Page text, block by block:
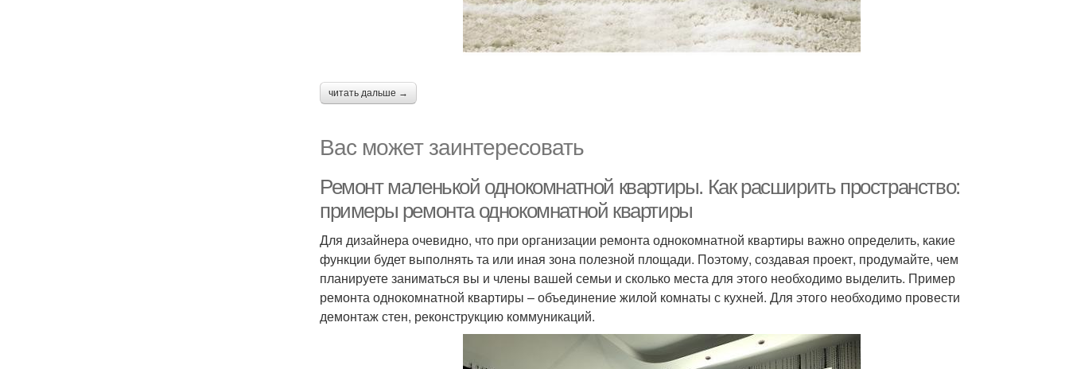
читать дальше →
Вас может заинтересовать
Ремонт маленькой однокомнатной квартиры. Как расширить пространство:
примеры ремонта однокомнатной квартиры
Для дизайнера очевидно, что при организации ремонта однокомнатной квартиры важно определить, какие
функции будет выполнять та или иная зона полезной площади. Поэтому, создавая проект, продумайте, чем
планируете заниматься вы и члены вашей семьи и сколько места для этого необходимо выделить. Пример
ремонта однокомнатной квартиры – объединение жилой комнаты с кухней. Для этого необходимо провести
демонтаж стен, реконструкцию коммуникаций.